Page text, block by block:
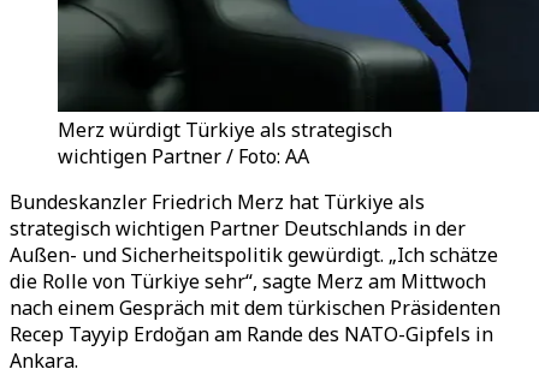
Merz würdigt Türkiye als strategisch
wichtigen Partner / Foto: AA
Bundeskanzler Friedrich Merz hat Türkiye als
strategisch wichtigen Partner Deutschlands in der
Außen- und Sicherheitspolitik gewürdigt. „Ich schätze
die Rolle von Türkiye sehr“, sagte Merz am Mittwoch
nach einem Gespräch mit dem türkischen Präsidenten
Recep Tayyip Erdoğan am Rande des NATO-Gipfels in
Ankara.